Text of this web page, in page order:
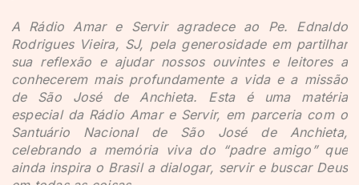
A Rádio Amar e Servir agradece ao Pe. Ednaldo
Rodrigues Vieira, SJ, pela generosidade em partilhar
sua reflexão e ajudar nossos ouvintes e leitores a
conhecerem mais profundamente a vida e a missão
de São José de Anchieta. Esta é uma matéria
especial da Rádio Amar e Servir, em parceria com o
Santuário Nacional de São José de Anchieta,
celebrando a memória viva do “padre amigo” que
ainda inspira o Brasil a dialogar, servir e buscar Deus